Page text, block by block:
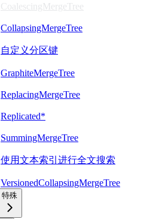
CoalescingMergeTree
CollapsingMergeTree
自定义分区键
GraphiteMergeTree
ReplacingMergeTree
Replicated*
SummingMergeTree
使用文本索引进行全文搜索
VersionedCollapsingMergeTree
特殊